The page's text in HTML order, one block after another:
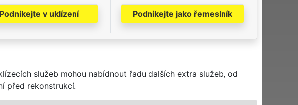
Podnikejte v uklízení Podnikejte jako řemeslník
služeb mohou nabídnout řadu dalších extra služeb, od
před rekonstrukcí.